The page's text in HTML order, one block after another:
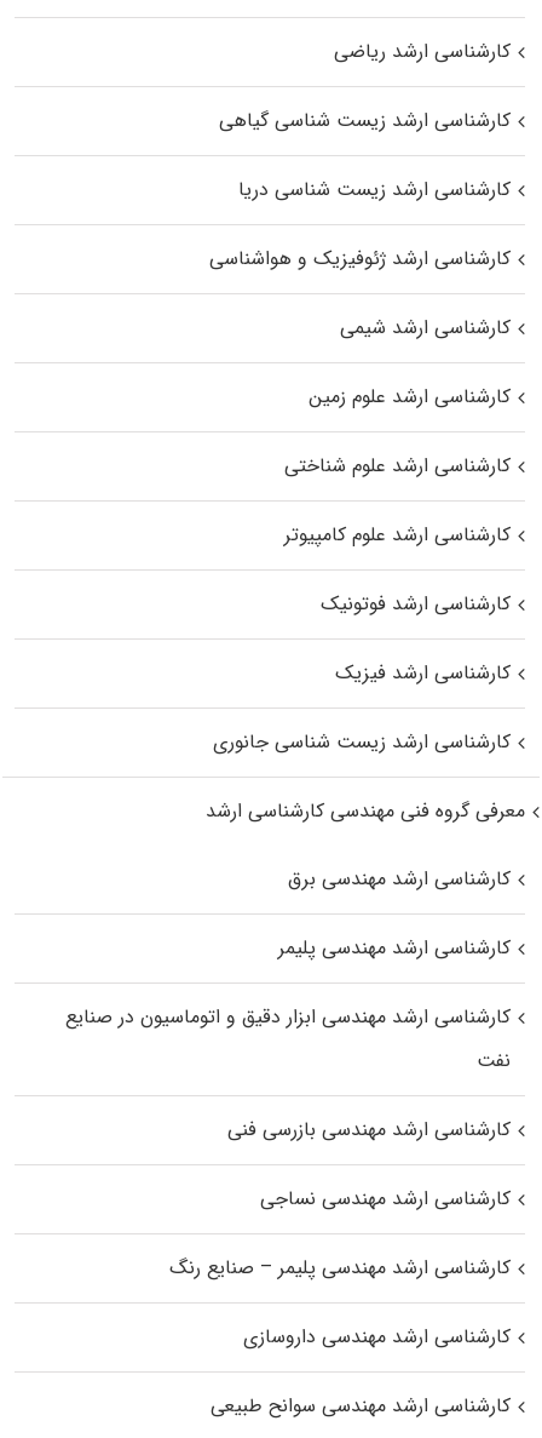
کارشناسی ارشد ریاضی
کارشناسی ارشد زیست‌ شناسی گیاهی
کارشناسی ارشد زیست‌ شناسی دریا
کارشناسی ارشد ژئوفیزیک و هواشناسی
کارشناسی ارشد شیمی
کارشناسی ارشد علوم زمین
کارشناسی ارشد علوم شناختی
کارشناسی ارشد علوم کامپیوتر
کارشناسی ارشد فوتونیک
کارشناسی ارشد فیزیک
کارشناسی ارشد زیست‌ شناسی جانوری
معرفی گروه فنی مهندسی کارشناسی ارشد
کارشناسی ارشد مهندسی برق
کارشناسی ارشد مهندسی پلیمر
کارشناسی ارشد مهندسی ابزار دقیق و اتوماسیون در صنایع
نفت
کارشناسی ارشد مهندسی بازرسی فنی
کارشناسی ارشد مهندسی نساجی
کارشناسی ارشد مهندسی پلیمر – صنایع رنگ
کارشناسی ارشد مهندسی داروسازی
کارشناسی ارشد مهندسی سوانح طبیعی